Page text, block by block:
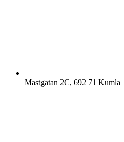
Mastgatan 2C, 692 71 Kumla